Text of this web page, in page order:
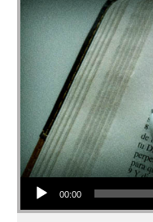
Audio Player
00:00